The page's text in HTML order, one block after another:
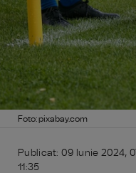
Foto: pixabay.com
Publicat: 09 Iunie 2024,
11:35